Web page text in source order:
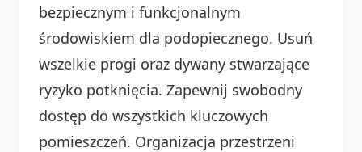
bezpiecznym i funkcjonalnym
środowiskiem dla podopiecznego. Usuń
wszelkie progi oraz dywany stwarzające
ryzyko potknięcia. Zapewnij swobodny
dostęp do wszystkich kluczowych
pomieszczeń. Organizacja przestrzeni